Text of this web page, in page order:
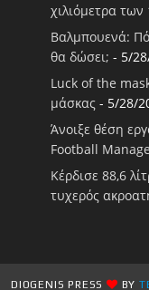
χιλιόμετρα
Βαλμπουενά:
θα δώσει; - 5/
Luck of the
μάσκας - 5/28/
Άνοιξε θέση
Football
Κέρδισε 88,6
τυχερός
DIOGENIS PRESS BY